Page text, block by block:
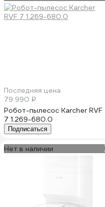
Последняя цена
79 990 ₽
Робот-пылесос Karcher RVF
7 1.269-680.0
Подписаться
Нет в наличии